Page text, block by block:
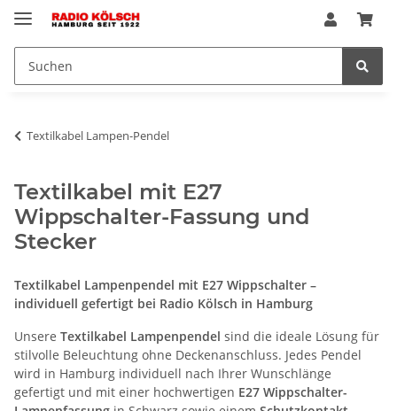
Textilkabel Lampen-Pendel
Textilkabel mit E27
Wippschalter-Fassung und
Stecker
Textilkabel Lampenpendel mit E27 Wippschalter –
individuell gefertigt bei Radio Kölsch in Hamburg
Unsere Textilkabel Lampenpendel sind die ideale Lösung für
stilvolle Beleuchtung ohne Deckenanschluss. Jedes Pendel
wird in Hamburg individuell nach Ihrer Wunschlänge
gefertigt und mit einer hochwertigen E27 Wippschalter-